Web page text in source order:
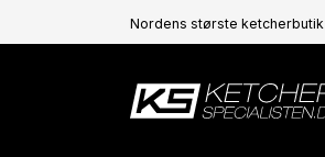
Nordens største ketcherbutik